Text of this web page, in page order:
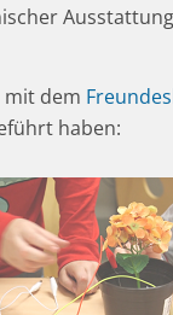
mit dem
haben: